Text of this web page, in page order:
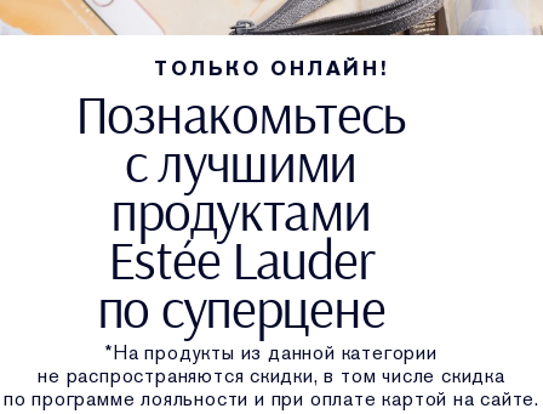
ТОЛЬКО ОНЛАЙН!
Познакомьтесь
с лучшими
продуктами
Estée Lauder
по суперцене
*На продукты из данной категории
не распространяются скидки, в том числе скидка
по программе лояльности и при оплате картой на сайте.